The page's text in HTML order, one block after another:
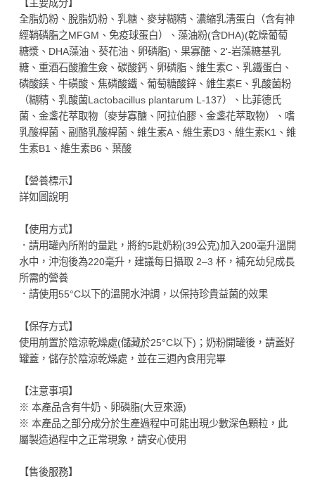
【主要成分】
全脂奶粉、脫脂奶粉、乳糖、麥芽糊精、濃縮乳淸蛋白（含有神
經鞘磷脂之MFGM、免疫球蛋白）、藻油粉(含DHA)(乾燥葡萄
糖漿、DHA藻油、葵花油、卵磷脂)、果寡醣、2'-岩藻糖基乳
糖、重酒石酸膽生僉、碳酸鈣、卵磷脂、維生素C、乳鐵蛋白、
磷酸鎂、牛磺酸、焦磷酸鐵、葡萄糖酸鋅、維生素E、乳酸菌粉
（糊精、乳酸菌Lactobacillus plantarum L-137）、比菲德氏
菌、金盞花萃取物（麥芽寡醣、阿拉伯膠、金盞花萃取物）、嗜
乳酸桿菌、副酪乳酸桿菌、維生素A、維生素D3、維生素K1、維
生素B1、維生素B6、葉酸
【營養標示】
詳如圖說明
【使用方式】
．請用罐內所附的量匙，將約5匙奶粉(39公克)加入200毫升溫開
水中，沖泡後為220毫升，建議每日攝取 2–3 杯，補充幼兒成長
所需的營養
．請使用55°C以下的溫開水沖調，以保持珍貴益菌的效果
【保存方式】
使用前置於陰涼乾燥處(儲藏於25°C以下)；奶粉開罐後，請蓋好
罐蓋，儲存於陰涼乾燥處，並在三週內食用完畢
【注意事項】
※ 本產品含有牛奶、卵磷脂(大豆來源)
※ 本產品之部分成分於生產過程中可能出現少數深色顆粒，此
屬製造過程中之正常現象，請安心使用
【售後服務】